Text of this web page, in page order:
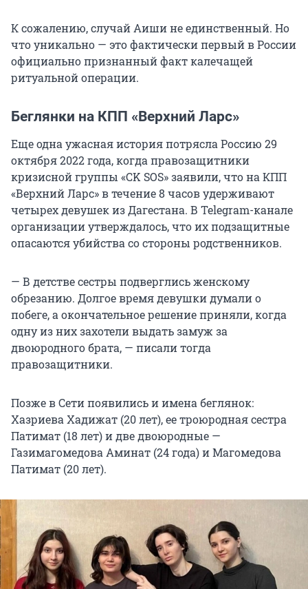
К сожалению, случай Аиши не единственный. Но
что уникально — это фактически первый в России
официально признанный факт калечащей
ритуальной операции.
Беглянки на КПП «Верхний Ларс»
Еще одна ужасная история потрясла Россию 29
октября 2022 года, когда правозащитники
кризисной группы «CK SOS» заявили, что на КПП
«Верхний Ларс» в течение 8 часов удерживают
четырех девушек из Дагестана. В Telegram-канале
организации утверждалось, что их подзащитные
опасаются убийства со стороны родственников.
— В детстве сестры подверглись женскому
обрезанию. Долгое время девушки думали о
побеге, а окончательное решение приняли, когда
одну из них захотели выдать замуж за
двоюродного брата, — писали тогда
правозащитники.
Позже в Сети появились и имена беглянок:
Хазриева Хадижат (20 лет), ее троюродная сестра
Патимат (18 лет) и две двоюродные —
Газимагомедова Аминат (24 года) и Магомедова
Патимат (20 лет).